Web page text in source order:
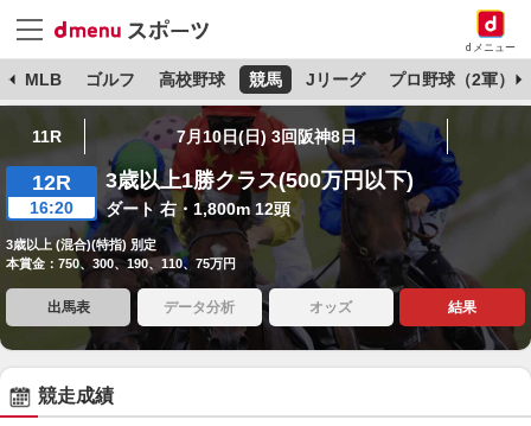
dメニュー
MLB ゴルフ 高校野球 競馬 Jリーグ プロ野球（2軍）
11R 7月10日(日) 3回阪神8日
12R
16:20
3歳以上1勝クラス(500万円以下)
ダート 右・1,800m 12頭
3歳以上 (混合)(特指) 別定
本賞金：750、300、190、110、75万円
出馬表 データ分析 オッズ 結果
競走成績